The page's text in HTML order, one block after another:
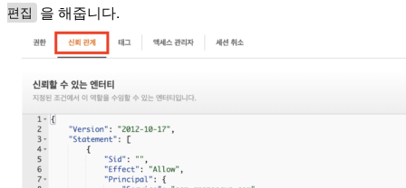
편집
을 해줍니다.